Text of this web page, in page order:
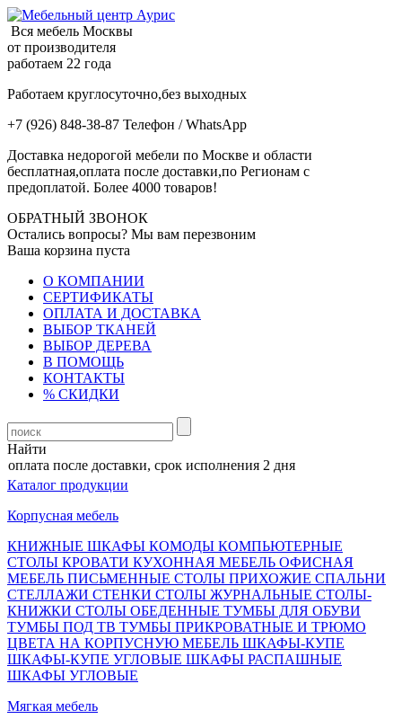
Вся мебель Москвы
от производителя
работаем 22 года
Работаем круглосуточно,без выходных
+7 (926) 848-38-87 Телефон / WhatsApp
Доставка недорогой мебели по Москве и области
бесплатная,оплата после доставки,по Регионам с
предоплатой. Более 4000 товаров!
ОБРАТНЫЙ ЗВОНОК
Остались вопросы? Мы вам перезвоним
Ваша корзина пуста
О КОМПАНИИ
СЕРТИФИКАТЫ
ОПЛАТА И ДОСТАВКА
ВЫБОР ТКАНЕЙ
ВЫБОР ДЕРЕВА
В ПОМОЩЬ
КОНТАКТЫ
% СКИДКИ
Найти
после доставки, срок исполнения 2 дня
Каталог продукции
Корпусная мебель
КНИЖНЫЕ ШКАФЫ КОМОДЫ КОМПЬЮТЕРНЫЕ
СТОЛЫ КРОВАТИ КУХОННАЯ МЕБЕЛЬ ОФИСНАЯ
МЕБЕЛЬ ПИСЬМЕННЫЕ СТОЛЫ ПРИХОЖИЕ СПАЛЬНИ
СТЕЛЛАЖИ СТЕНКИ СТОЛЫ ЖУРНАЛЬНЫЕ СТОЛЫ-
КНИЖКИ СТОЛЫ ОБЕДЕННЫЕ ТУМБЫ ДЛЯ ОБУВИ
ТУМБЫ ПОД ТВ ТУМБЫ ПРИКРОВАТНЫЕ И ТРЮМО
ЦВЕТА НА КОРПУСНУЮ МЕБЕЛЬ ШКАФЫ-КУПЕ
ШКАФЫ-КУПЕ УГЛОВЫЕ ШКАФЫ РАСПАШНЫЕ
ШКАФЫ УГЛОВЫЕ
Мягкая мебель